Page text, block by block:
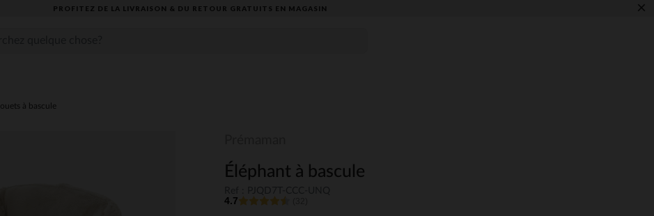
PROFITEZ DE LA LIVRAISON & DU RETOUR GRATUITS EN MAGASIN​ ×
Jouets à bascule
Éléphant à bascule
4.7